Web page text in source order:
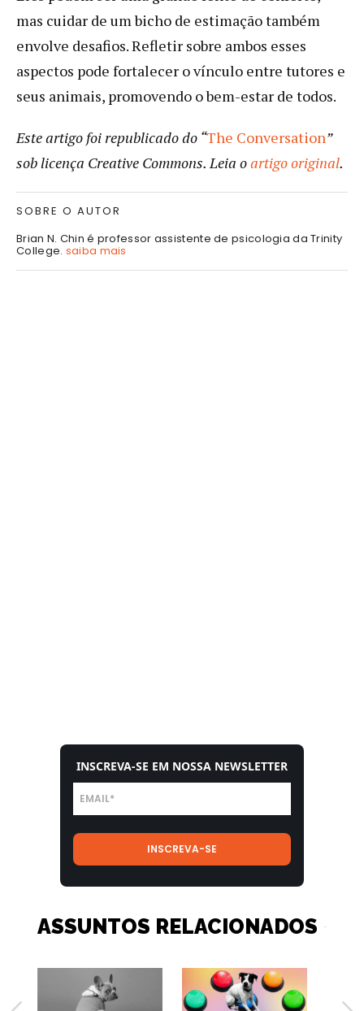
mas cuidar de um bicho de estimação também
envolve desafios. Refletir sobre ambos esses
aspectos pode fortalecer o vínculo entre tutores e
seus animais, promovendo o bem-estar de todos.
Este artigo foi republicado do “The Conversation”
sob licença Creative Commons. Leia oartigo original.
SOBRE O AUTOR
Brian N. Chin é professor assistente de psicologia da Trinity
College. saiba mais
INSCREVA-SE EM NOSSA NEWSLETTER
ASSUNTOS RELACIONADOS